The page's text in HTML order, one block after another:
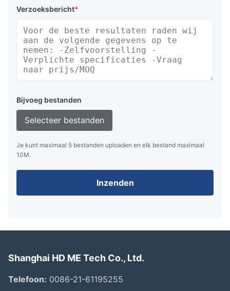
Verzoeksbericht*
Bijvoeg bestanden
Selecteer bestanden
Je kunt maximaal 5 bestanden uploaden en elk bestand maximaal
10M.
Inzenden
Shanghai HD ME Tech Co., Ltd.
Telefoon: 0086-21-61195255